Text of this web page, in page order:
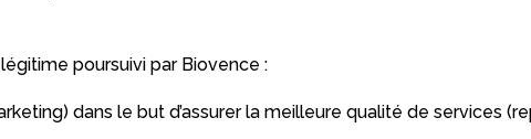
poursuivi par Biovence :
dans le but d’assurer la meilleure qualité de services